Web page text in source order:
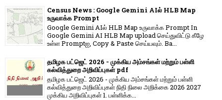
Census News : Google Gemini AIல் HLB Map
உருவாக்க Prompt
Google Gemini AIல் HLB Map உருவாக்க Prompt In
Google Gemini AI HLB Map upload செய்துவிட்டு கீழே
உள்ள Promptஐ, Copy & Paste செய்யவும். Ba...
தமிழக பட்ஜெட் 2026 - முக்கிய அம்சங்கள் மற்றும் பள்ளி
கல்வித்துறை அறிவிப்புகள் pdf
தமிழக பட்ஜெட் 2026 - முக்கிய அம்சங்கள் மற்றும் பள்ளி
கல்வித்துறை அறிவிப்புகள் நிதி நிலை அறிக்கை 2026 2027
முக்கிய அறிவிப்புகள் 1. பள்ளிக்க...